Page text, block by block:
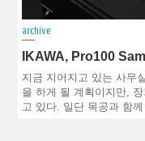
archive
IKAWA, Pro100
지금 지어지고 있는 사무
을 하게 될 계획이지만,
고 있다. 일단 목공과 함